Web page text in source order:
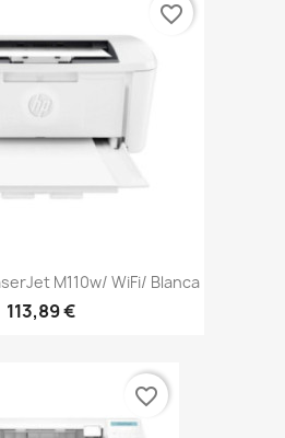
M110w/ WiFi/ Blanca
113,89 €
favorite_border
favorite_border